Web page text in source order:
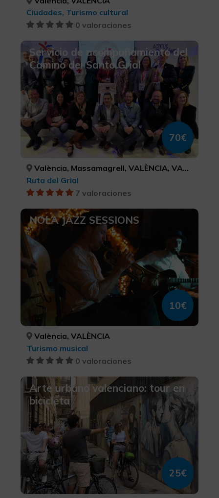
Ciudades, Turismo cultural
0 valoraciones
Servicio de acompañamiento del
Camino del Santo Grial
70€
València, Massamagrell, VALÈNCIA, VALÈNCIA
Ruta del Grial
7 valoraciones
NOLA JAZZ SESSIONS
10€
València, VALÈNCIA
Turismo musical
0 valoraciones
Arte urbano valenciano: tour en
bicicleta
25€